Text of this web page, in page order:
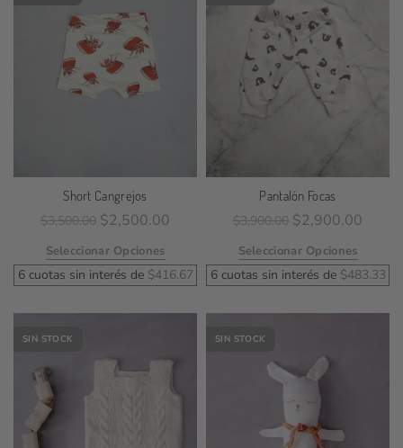
Short Cangrejos
$3,500.00 $2,500.00
Seleccionar Opciones
6 cuotas sin interés de $416.67
Pantalón Focas
$3,900.00 $2,900.00
Seleccionar Opciones
6 cuotas sin interés de $483.33
SIN STOCK SIN STOCK